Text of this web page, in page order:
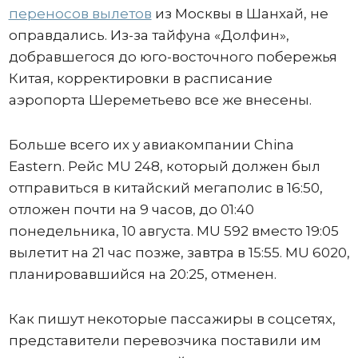
переносов вылетов из Москвы в Шанхай, не
оправдались. Из-за тайфуна «Долфин»,
добравшегося до юго-восточного побережья
Китая, корректировки в расписание
аэропорта Шереметьево все же внесены.
Больше всего их у авиакомпании China
Eastern. Рейс MU 248, который должен был
отправиться в китайский мегаполис в 16:50,
отложен почти на 9 часов, до 01:40
понедельника, 10 августа. MU 592 вместо 19:05
вылетит на 21 час позже, завтра в 15:55. MU 6020,
планировавшийся на 20:25, отменен.
Как пишут некоторые пассажиры в соцсетях,
представители перевозчика поставили им